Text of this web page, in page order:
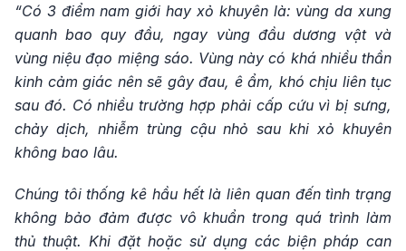
“Có 3 điểm nam giới hay xỏ khuyên là: vùng da xung
quanh bao quy đầu, ngay vùng đầu dương vật và
vùng niệu đạo miệng sáo. Vùng này có khá nhiều thần
kinh cảm giác nên sẽ gây đau, ê ẩm, khó chịu liên tục
sau đó. Có nhiều trường hợp phải cấp cứu vì bị sưng,
chảy dịch, nhiễm trùng cậu nhỏ sau khi xỏ khuyên
không bao lâu.
Chúng tôi thống kê hầu hết là liên quan đến tình trạng
không bảo đảm được vô khuẩn trong quá trình làm
thủ thuật. Khi đặt hoặc sử dụng các biện pháp can